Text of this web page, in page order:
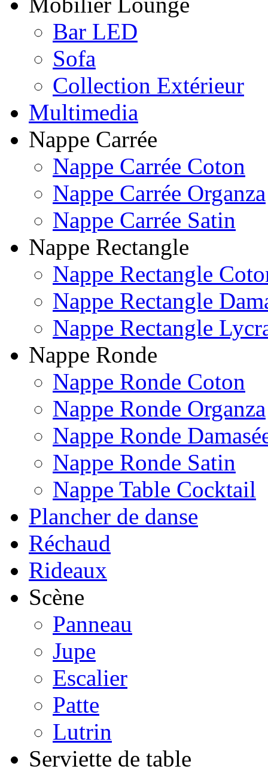
Bar LED
Sofa
Collection Extérieur
Multimedia
Nappe Carrée
Nappe Carrée Coton
Nappe Carrée Organza
Nappe Carrée Satin
Nappe Rectangle
Nappe Rectangle
Nappe Rectangle
Nappe Rectangle
Nappe Ronde
Nappe Ronde Coton
Nappe Ronde Organza
Nappe Ronde
Nappe Ronde Satin
Nappe Table Cocktail
Plancher de danse
Réchaud
Rideaux
Scène
Panneau
Jupe
Escalier
Patte
Lutrin
Serviette de table